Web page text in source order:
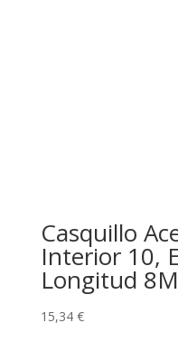
Casquillo
Interior 10,
Longitud
15,34 €